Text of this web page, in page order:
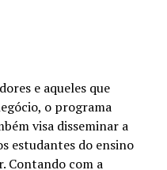
e aqueles que
o programa
visa disseminar a
estudantes do ensino
Contando com a